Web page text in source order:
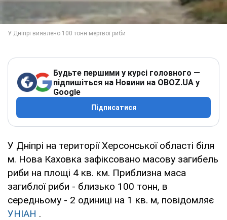
Будьте першими у курсі головного —
підпишіться на Новини на OBOZ.UA у
Google
Підписатися
У Дніпрі на території Херсонської області біля
м. Нова Каховка зафіксовано масову загибель
риби на площі 4 кв. км. Приблизна маса
загиблої риби - близько 100 тонн, в
середньому - 2 одиниці на 1 кв. м, повідомляє
УНІАН .